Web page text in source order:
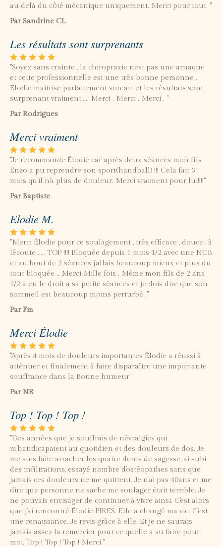
au delà du côté mécanique uniquement. Merci pour tout. "
Par Sandrine CL
Les résultats sont surprenants
"Soyez sans crainte , la chiropraxie n'est pas une arnaque
et cette professionnelle est une très bonne personne .
Elodie maitrise parfaitement son art et les résultats sont
surprenant vraiment..... Merci . Merci . Merci . "
Par Rodrigues
Merci vraiment
"Je recommande Élodie car après deux séances mon fils
Enzo a pu reprendre son sport(handball) !!! Cela fait 6
mois qu'il n'a plus de douleur. Merci vraiment pour lui!!!!"
Par Baptiste
Elodie M.
"Merci Élodie pour ce soulagement , très efficace , douce , à
l'écoute ..... TOP !!!! Bloquée depuis 1 mois 1/2 avec une NCB
et au bout de 2 séances j'allais beaucoup mieux et plus du
tout bloquée .. Merci Mille fois . Même mon fils de 2 ans
1/2 a eu le droit a sa petite séances et je dois dire que son
sommeil est beaucoup moins perturbé ."
Par Fm
Merci Élodie
"Après 4 mois de douleurs importantes Élodie a réussi à
atténuer et finalement à faire disparaître une importante
souffrance dans la Bonne humeur"
Par NR
Top ! Top ! Top !
"Des années que je souffrais de névralgies qui
m’handicapaient au quotidien et des douleurs de dos. Je
me suis faite arracher les quatre dents de sagesse, ai subi
des infiltrations, essayé nombre d’ostéopathes sans que
jamais ces douleurs ne me quittent. Je n’ai pas 40ans et me
dire que personne ne sache me soulager était terrible. Je
ne pouvais envisager de continuer à vivre ainsi. C’est alors
que j’ai rencontré Élodie PIRES. Elle a changé ma vie. C’est
une renaissance. Je revis grâce à elle. Et je ne saurais
jamais assez la remercier pour ce qu’elle a su faire pour
moi. Top ! Top ! Top ! Merci."